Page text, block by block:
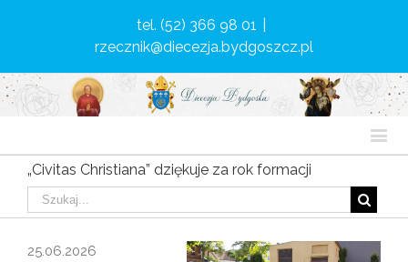
tel. (52) 366 98 01
rzecznik@diecezja.bydgoszcz.pl
„Civitas Christiana” dziękuje za rok formacji
25.06.2026